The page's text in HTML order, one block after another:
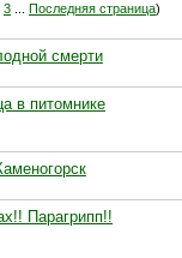
3 Последняя страница)
смерти
в питомнике
Парагрипп!!